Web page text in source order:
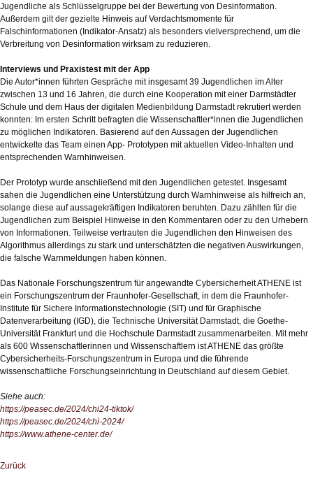
Jugendliche als Schlüsselgruppe bei der Bewertung von Desinformation.
Außerdem gilt der gezielte Hinweis auf Verdachtsmomente für
Falschinformationen (Indikator-Ansatz) als besonders vielversprechend, um die
Verbreitung von Desinformation wirksam zu reduzieren.
Interviews und Praxistest mit der App
Die Autor*innen führten Gespräche mit insgesamt 39 Jugendlichen im Alter
zwischen 13 und 16 Jahren, die durch eine Kooperation mit einer Darmstädter
Schule und dem Haus der digitalen Medienbildung Darmstadt rekrutiert werden
konnten: Im ersten Schritt befragten die Wissenschaftler*innen die Jugendlichen
zu möglichen Indikatoren. Basierend auf den Aussagen der Jugendlichen
entwickelte das Team einen App- Prototypen mit aktuellen Video-Inhalten und
entsprechenden Warnhinweisen.
Der Prototyp wurde anschließend mit den Jugendlichen getestet. Insgesamt
sahen die Jugendlichen eine Unterstützung durch Warnhinweise als hilfreich an,
solange diese auf aussagekräftigen Indikatoren beruhten. Dazu zählten für die
Jugendlichen zum Beispiel Hinweise in den Kommentaren oder zu den Urhebern
von Informationen. Teilweise vertrauten die Jugendlichen den Hinweisen des
Algorithmus allerdings zu stark und unterschätzten die negativen Auswirkungen,
die falsche Warnmeldungen haben können.
Das Nationale Forschungszentrum für angewandte Cybersicherheit ATHENE ist
ein Forschungszentrum der Fraunhofer-Gesellschaft, in dem die Fraunhofer-
Institute für Sichere Informationstechnologie (SIT) und für Graphische
Datenverarbeitung (IGD), die Technische Universität Darmstadt, die Goethe-
Universität Frankfurt und die Hochschule Darmstadt zusammenarbeiten. Mit mehr
als 600 Wissenschaftlerinnen und Wissenschaftlern ist ATHENE das größte
Cybersicherheits-Forschungszentrum in Europa und die führende
wissenschaftliche Forschungseinrichtung in Deutschland auf diesem Gebiet.
Siehe auch:
https://peasec.de/2024/chi24-tiktok/
https://peasec.de/2024/chi-2024/
https://www.athene-center.de/
Zurück